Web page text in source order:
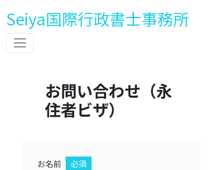
Seiya国際行政書士事務所
お問い合わせ（永
住者ビザ）
お名前 必須